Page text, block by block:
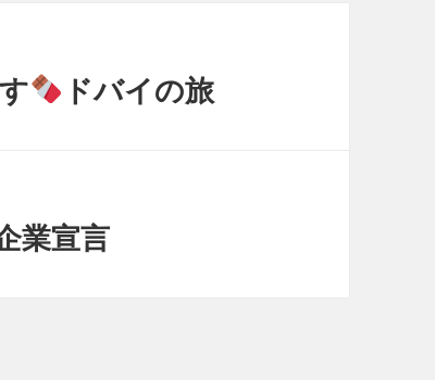
ドバイの旅
業宣言